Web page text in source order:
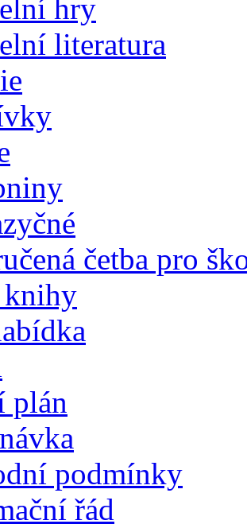
hry
literatura
četba pro
knihy
plán
podmínky
řád